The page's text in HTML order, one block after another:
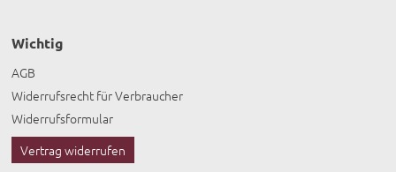
Wichtig
AGB
Widerrufsrecht für Verbraucher
Widerrufsformular
Vertrag widerrufen